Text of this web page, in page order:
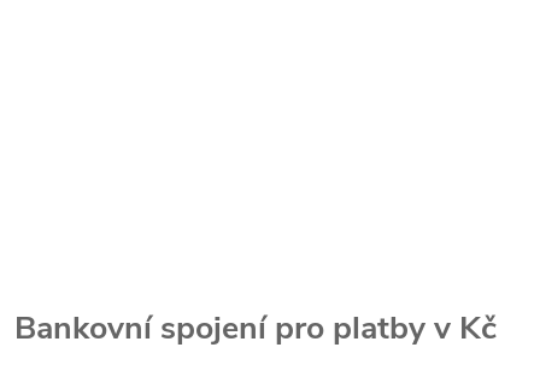
Bankovní spojení pro platby v Kč